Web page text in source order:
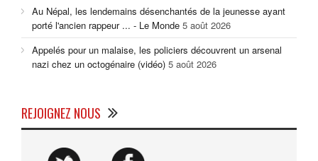
Au Népal, les lendemains désenchantés de la jeunesse ayant
porté l'ancien rappeur ... - Le Monde 5 août 2026
Appelés pour un malaise, les policiers découvrent un arsenal
nazi chez un octogénaire (vidéo) 5 août 2026
REJOIGNEZ NOUS